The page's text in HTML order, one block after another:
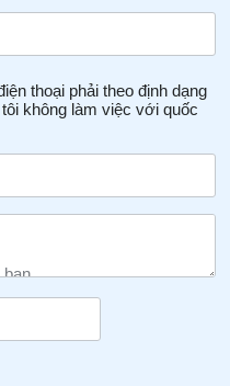
thoại phải theo định dạng
không làm việc với quốc